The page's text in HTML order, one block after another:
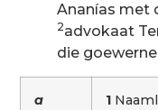
Ananías met
2advokaat
die
a
1